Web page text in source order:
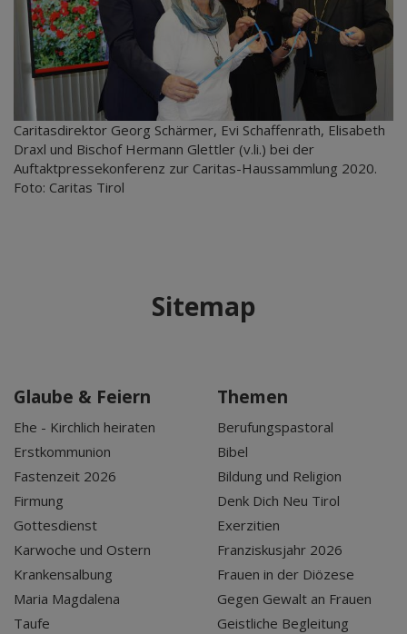
Caritasdirektor Georg Schärmer, Evi Schaffenrath, Elisabeth
Draxl und Bischof Hermann Glettler (v.li.) bei der
Auftaktpressekonferenz zur Caritas-Haussammlung 2020.
Foto: Caritas Tirol
Sitemap
Glaube & Feiern
Ehe - Kirchlich heiraten
Erstkommunion
Fastenzeit 2026
Firmung
Gottesdienst
Karwoche und Ostern
Krankensalbung
Maria Magdalena
Taufe
Themen
Berufungspastoral
Bibel
Bildung und Religion
Denk Dich Neu Tirol
Exerzitien
Franziskusjahr 2026
Frauen in der Diözese
Gegen Gewalt an Frauen
Geistliche Begleitung